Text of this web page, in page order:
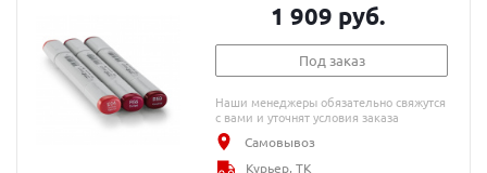
1 909 руб.
Под заказ
Наши менеджеры обязательно свяжутся
с вами и уточнят условия заказа
Самовывоз
Курьер, ТК